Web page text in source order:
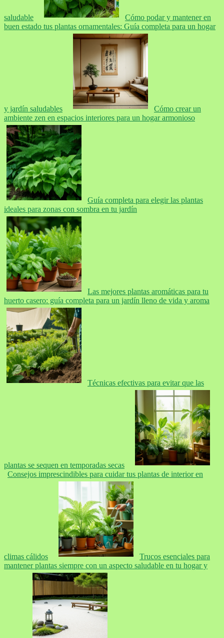
saludable
Cómo podar y mantener en
buen estado tus plantas ornamentales: Guía completa para un hogar
y jardín saludables
Cómo crear un
ambiente zen en espacios interiores para un hogar armonioso
Guía completa para elegir las plantas
ideales para zonas con sombra en tu jardín
Las mejores plantas aromáticas para tu
huerto casero: guía completa para un jardín lleno de vida y aroma
Técnicas efectivas para evitar que las
plantas se sequen en temporadas secas
Consejos imprescindibles para cuidar tus plantas de interior en
climas cálidos
Trucos esenciales para
mantener plantas siempre con un aspecto saludable en tu hogar y